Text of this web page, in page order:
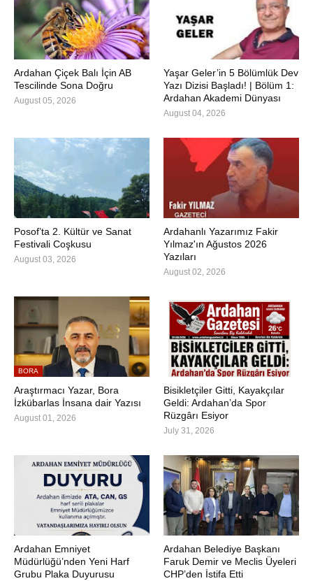
Ardahan Çiçek Balı İçin AB
Tescilinde Sona Doğru
August 05, 2026
Yaşar Geler’in 5 Bölümlük Dev
Yazı Dizisi Başladı! | Bölüm 1:
Ardahan Akademi Dünyası
August 04, 2026
Posof’ta 2. Kültür ve Sanat
Festivali Coşkusu
August 03, 2026
Ardahanlı Yazarımız Fakir
Yılmaz'ın Ağustos 2026
Yazıları
August 02, 2026
BORA
Araştırmacı Yazar, Bora
İzkübarlas İnsana dair Yazısı
August 01, 2026
Bisikletçiler Gitti, Kayakçılar
Geldi: Ardahan’da Spor
Rüzgârı Esiyor
July 31, 2026
Ardahan Emniyet
Müdürlüğü’nden Yeni Harf
Grubu Plaka Duyurusu
Ardahan Belediye Başkanı
Faruk Demir ve Meclis Üyeleri
CHP’den İstifa Etti